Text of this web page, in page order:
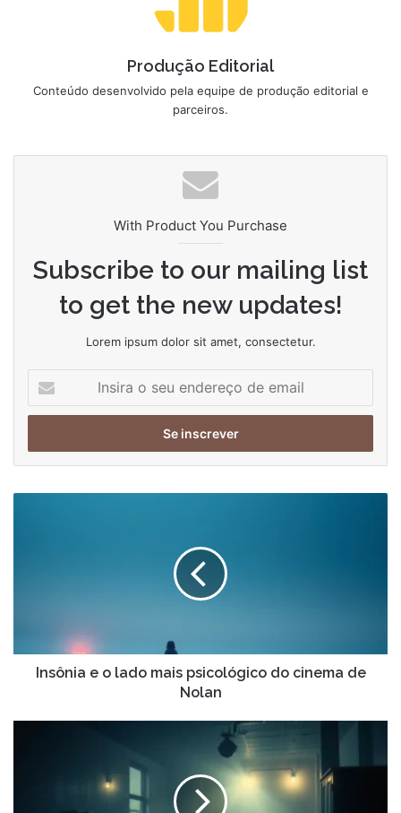
Produção Editorial
Conteúdo desenvolvido pela equipe de produção editorial e
parceiros.
With Product You Purchase
Subscribe to our mailing list
to get the new updates!
Lorem ipsum dolor sit amet, consectetur.
seu
de
de
NolanInsônia e o lado mais psicológico do cinema de
Nolan